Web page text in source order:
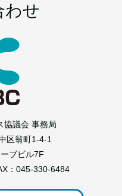
わせ
協議会 事務局
区翁町1-4-1
ブビル7F
：045-330-6484